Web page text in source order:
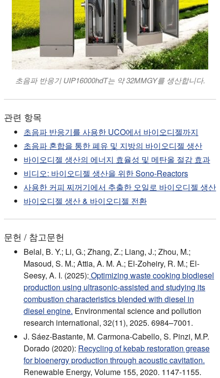
초음파 반응기 UIP16000hdT는 약 32MMGY를 생산합니다.
관련 항목
초음파 반응기를 사용한 UCO에서 바이오디젤까지
초음파 혼합을 통한 폐유 및 지방의 바이오디젤 생산
바이오디젤 생산의 에너지 효율성 및 메탄올 절감 효과
비디오: 바이오디젤 생산을 위한 Sono-Reactors
사용한 커피 찌꺼기에서 추출한 오일로 바이오디젤 생산
바이오디젤 생산 & 바이오디젤 전환
문헌 / 참고문헌
Belal, B. Y.; Li, G.; Zhang, Z.; Liang, J.; Zhou, M.;
Masoud, S. M.; Attia, A. M. A.; El-Zoheiry, R. M.; El-
Seesy, A. I. (2025): Optimizing waste cooking biodiesel
production using ultrasonic-assisted and studying its
combustion characteristics blended with diesel in
diesel engine. Environmental science and pollution
research international, 32(11), 2025. 6984–7001.
J. Sáez-Bastante, M. Carmona-Cabello, S. Pinzi, M.P.
Dorado (2020): Recycling of kebab restoration grease
for bioenergy production through acoustic cavitation.
Renewable Energy, Volume 155, 2020. 1147-1155.